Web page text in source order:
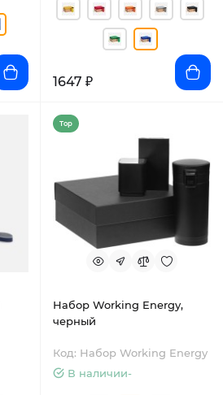
1647 ₽
Top
Набор Working Energy,
черный
Код: Набор Working Energy
В наличии-